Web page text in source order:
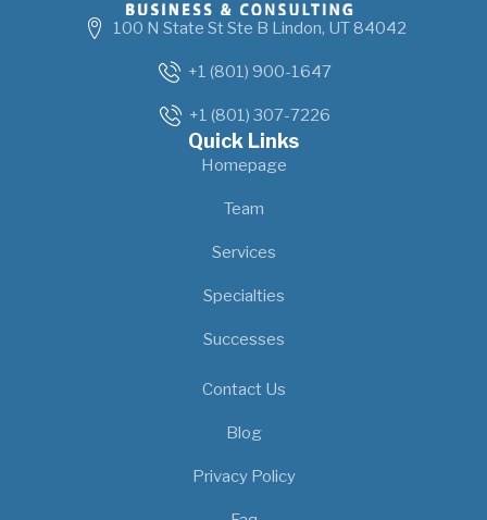
100 N State St Ste B Lindon, UT 84042
+1 (801) 900-1647
+1 (801) 307-7226
Quick Links
Homepage
Team
Services
Specialties
Successes
Contact Us
Blog
Privacy Policy